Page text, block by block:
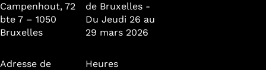
Campenhout, 72
bte 7 – 1050
Bruxelles
Adresse de
de Bruxelles -
Du Jeudi 26 au
29 mars 2026
Heures